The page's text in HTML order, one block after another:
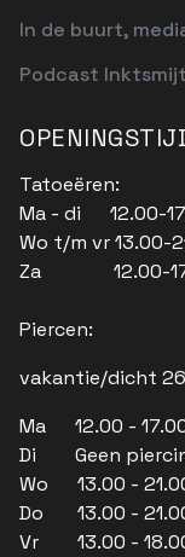
In de buurt,
Podcast
Tatoeëren:
Ma - di 12.00-
Wo t/m vr 13.00-
Za 12.00-
Piercen:
vakantie/dicht
Ma 12.00 -
Di Geen
Wo 13.00 -
Do 13.00 -
Vr 13.00 -